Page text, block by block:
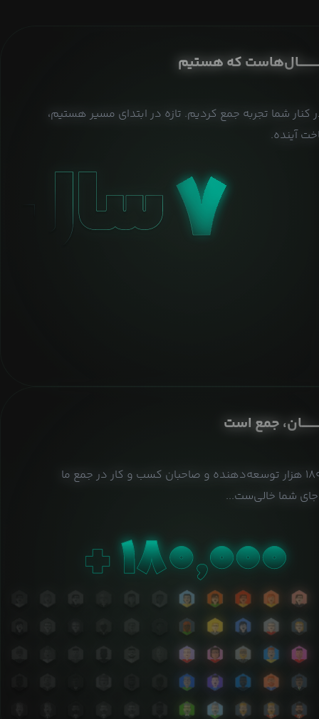
که هستیم
کنار شما تجربه جمع کردیم. تازه در ابتدای مسیر هستیم،
آینده.
جمع است
بیش از ۱۸۰ هزار توسعه‌دهنده و صاحبان کسب و کار در جمع ما
شما خالی‌ست...